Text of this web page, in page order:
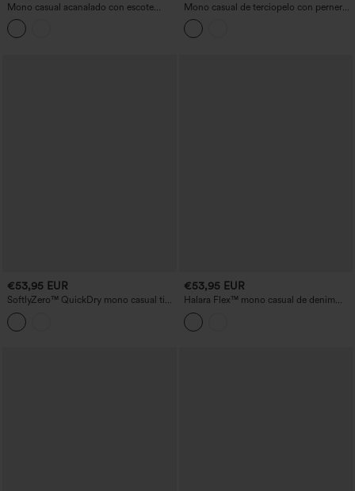
Mono casual acanalado con escote
redondo, mangas largas, corsé y
bolsillos - Edición Easy Peezy
Mono casual de terciopelo con perneras
rectas y bolsillos
€53,95 EUR
SoftlyZero™ QuickDry mono casual tipo
tubo con franjas laterales y bolsillos —
¡fácilísimo!
€53,95 EUR
Halara Flex™ mono casual de denim
con cordón en la cintura, pernera recta y
bolsillos